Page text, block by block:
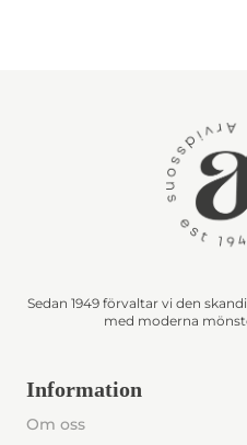
Sedan 1949 förvaltar vi den
med moderna
Information
Om oss